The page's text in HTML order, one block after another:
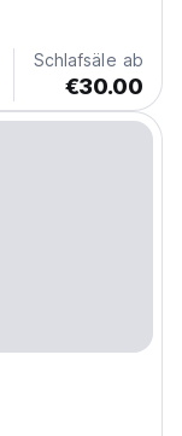
Schlafsäle ab
€30.00